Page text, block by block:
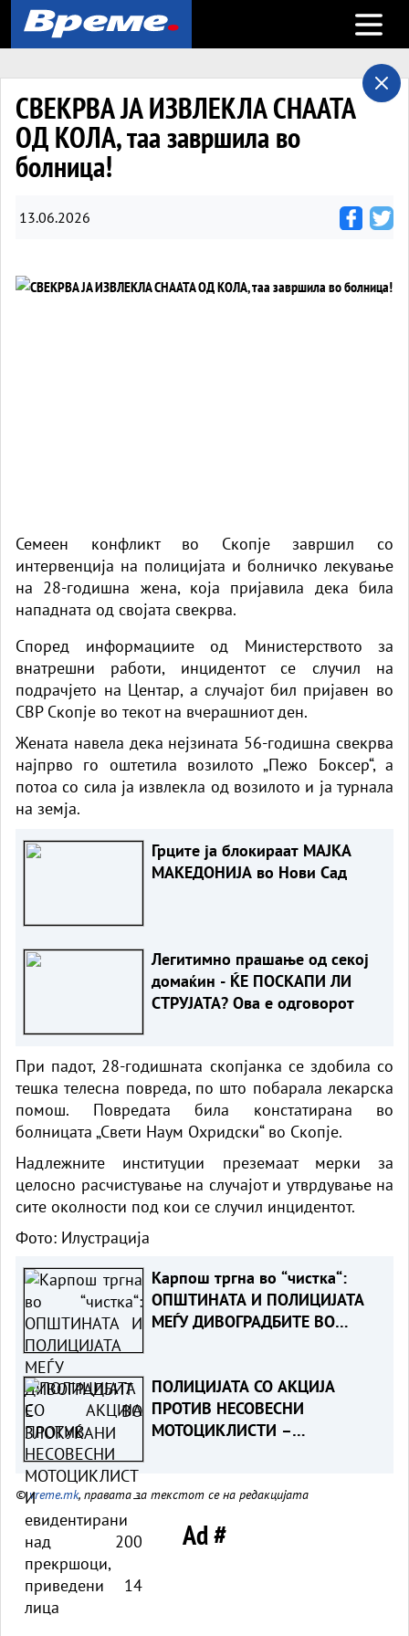
Open
СВЕКРВА ЈА ИЗВЛЕКЛА СНААТА
ОД КОЛА, таа завршила во
болница!
13.06.2026
Семеен конфликт во Скопје завршил со
интервенција на полицијата и болничко лекување
на 28-годишна жена, која пријавила дека била
нападната од својата свекрва.
Според информациите од Министерството за
внатрешни работи, инцидентот се случил на
подрачјето на Центар, а случајот бил пријавен во
СВР Скопје во текот на вчерашниот ден.
Жената навела дека нејзината 56-годишна свекрва
најпрво го оштетила возилото „Пежо Боксер“, а
потоа со сила ја извлекла од возилото и ја турнала
на земја.
Грците ја блокираат МАЈКА
МАКЕДОНИЈА во Нови Сад
Легитимно прашање од секој
домаќин - ЌЕ ПОСКАПИ ЛИ
СТРУЈАТА? Ова е одговорот
При падот, 28-годишната скопјанка се здобила со
тешка телесна повреда, по што побарала лекарска
помош. Повредата била констатирана во
болницата „Свети Наум Охридски“ во Скопје.
Надлежните институции преземаат мерки за
целосно расчистување на случајот и утврдување на
сите околности под кои се случил инцидентот.
Фото: Илустрација
Карпош тргна во “чистка“:
ОПШТИНАТА И ПОЛИЦИЈАТА
МЕЃУ ДИВОГРАДБИТЕ ВО
ПОЛИЦИЈАТА СО АКЦИЈА
ПРОТИВ НЕСОВЕСНИ
МОТОЦИКЛИСТИ –
лица
©vreme.mk, правата за текстот се на редакцијата
Ad #